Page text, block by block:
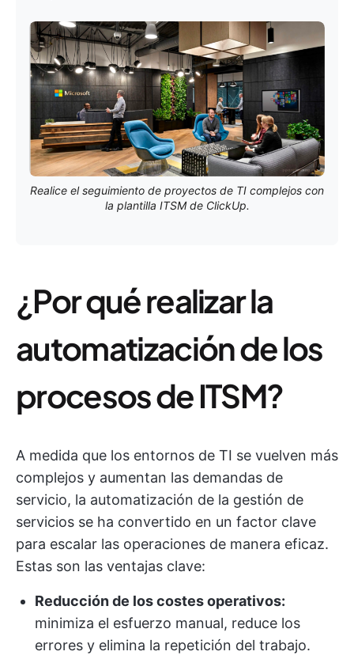
Realice el seguimiento de proyectos de TI complejos con
la plantilla ITSM de ClickUp.
¿Por qué realizar la
automatización de los
procesos de ITSM?
A medida que los entornos de TI se vuelven más
complejos y aumentan las demandas de
servicio, la automatización de la gestión de
servicios se ha convertido en un factor clave
para escalar las operaciones de manera eficaz.
Estas son las ventajas clave:
Reducción de los costes operativos:
minimiza el esfuerzo manual, reduce los
errores y elimina la repetición del trabajo.